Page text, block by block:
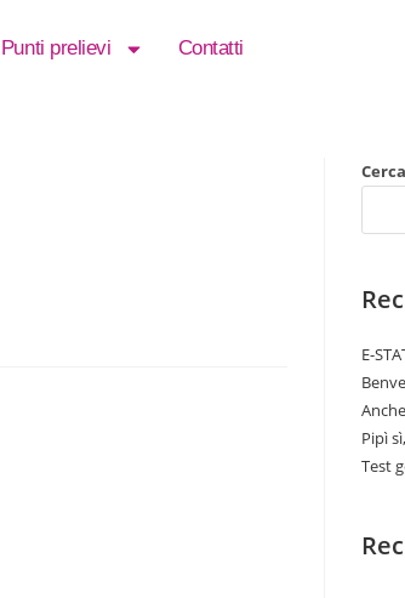
Punti prelievi Contatti
Cerca
E-
Pipì
Test